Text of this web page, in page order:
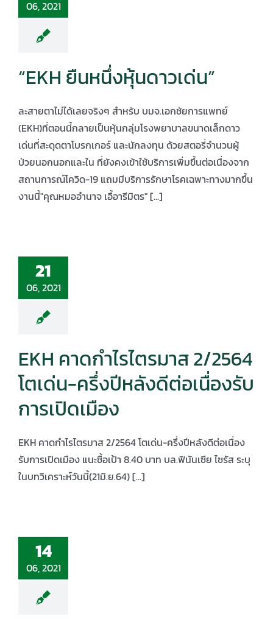
06, 2021
“EKH ยืนหนึ่งหุ้นดาวเด่น”
ละสายตาไม่ได้เลยจริงๆ สำหรับ บมจ.เอกชัยการแพทย์
(EKH)ที่ตอนนี้กลายเป็นหุ้นกลุ่มโรงพยาบาลขนาดเล็กดาว
เด่นที่สะดุดตาโบรกเกอร์ และนักลงทุน ด้วยสตอรี่จำนวนผู้
ป่วยนอกนอกและใน ที่ยังคงเข้าใช้บริการเพิ่มขึ้นต่อเนื่องจาก
สถานการณ์โควิด-19 แถมมีบริการรักษาโรคเฉพาะทางมากขึ้น
งานนี้"คุณหมออำนาจ เอื้อารีมิตร" [...]
21
06, 2021
EKH คาดกำไรไตรมาส 2/2564
โตเด่น-ครึ่งปีหลังดีต่อเนื่องรับ
การเปิดเมือง
EKH คาดกำไรไตรมาส 2/2564 โตเด่น-ครึ่งปีหลังดีต่อเนื่อง
รับการเปิดเมือง แนะซื้อเป้า 8.40 บาท บล.ฟินันเซีย ไซรัส ระบุ
ในบทวิเคราะห์วันนี้(21มิ.ย.64) [...]
14
06, 2021